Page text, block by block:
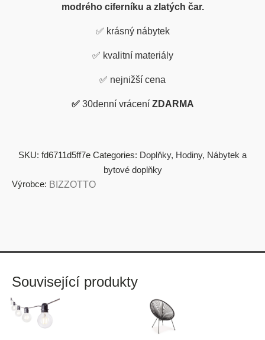
modrého ciferníku a zlatých čar.
✅ krásný nábytek
✅ kvalitní materiály
✅ nejnižší cena
✅ 30denní vrácení ZDARMA
SKU: fd6711d5ff7e Categories: Doplňky, Hodiny, Nábytek a
bytové doplňky
Výrobce: BIZZOTTO
Související produkty